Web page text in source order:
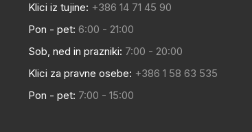
Klici iz tujine: +386 14 71 45 90
Pon - pet: 6:00 - 21:00
Sob, ned in prazniki: 7:00 - 20:00
Klici za pravne osebe: +386 1 58 63 535
Pon - pet: 7:00 - 15:00